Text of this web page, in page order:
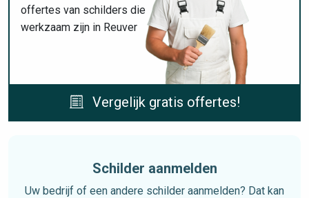
offertes van schilders die
werkzaam zijn in Reuver
Vergelijk gratis offertes!
Schilder aanmelden
Uw bedrijf of een andere schilder aanmelden? Dat kan